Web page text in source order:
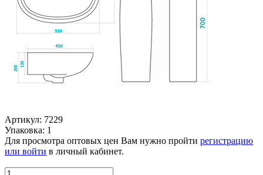
Артикул: 7229
Упаковка: 1
Для просмотра оптовых цен Вам нужно пройти регистрацию
или войти в личный кабинет.